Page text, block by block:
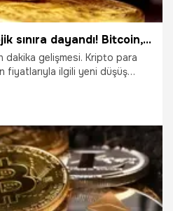
Kripto paralar psikolojik sınıra dayandı! Bitcoin, Ethereum ve diğer coinlerde...
dakika gelişmesi. Kripto para
fiyatlarıyla ilgili yeni düşüş
çalışırken yeni tahminler
para piyasasında son durum...